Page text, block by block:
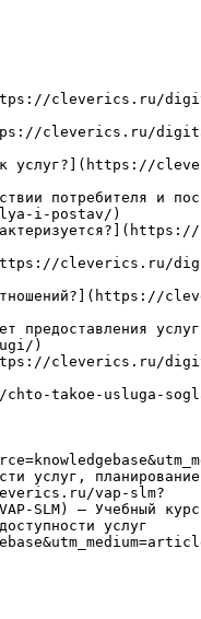
cleverics.ru/
cleverics.ru/
услуг?](https://
i-postav/)
)
chto-takoe-usluga-
услуг,
vap-slm?
SLM) — Учебный
услуг